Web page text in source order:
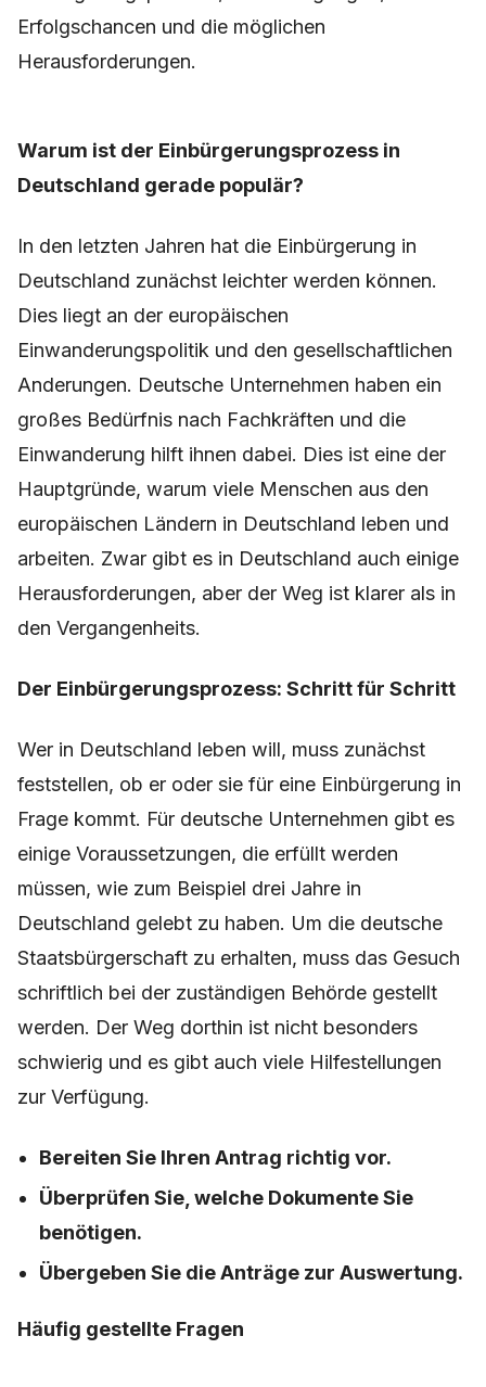
Erfolgschancen und die möglichen
Herausforderungen.
Warum ist der Einbürgerungsprozess in
Deutschland gerade populär?
In den letzten Jahren hat die Einbürgerung in
Deutschland zunächst leichter werden können.
Dies liegt an der europäischen
Einwanderungspolitik und den gesellschaftlichen
Anderungen. Deutsche Unternehmen haben ein
großes Bedürfnis nach Fachkräften und die
Einwanderung hilft ihnen dabei. Dies ist eine der
Hauptgründe, warum viele Menschen aus den
europäischen Ländern in Deutschland leben und
arbeiten. Zwar gibt es in Deutschland auch einige
Herausforderungen, aber der Weg ist klarer als in
den Vergangenheits.
Der Einbürgerungsprozess: Schritt für Schritt
Wer in Deutschland leben will, muss zunächst
feststellen, ob er oder sie für eine Einbürgerung in
Frage kommt. Für deutsche Unternehmen gibt es
einige Voraussetzungen, die erfüllt werden
müssen, wie zum Beispiel drei Jahre in
Deutschland gelebt zu haben. Um die deutsche
Staatsbürgerschaft zu erhalten, muss das Gesuch
schriftlich bei der zuständigen Behörde gestellt
werden. Der Weg dorthin ist nicht besonders
schwierig und es gibt auch viele Hilfestellungen
zur Verfügung.
Bereiten Sie Ihren Antrag richtig vor.
Überprüfen Sie, welche Dokumente Sie
benötigen.
Übergeben Sie die Anträge zur Auswertung.
Häufig gestellte Fragen